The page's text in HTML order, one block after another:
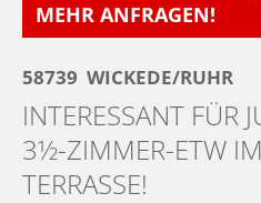
MEHR ANFRAGEN!
58739 WICKEDE/RUHR
INTERESSANT FÜR
3½-ZIMMER-ETW
TERRASSE!